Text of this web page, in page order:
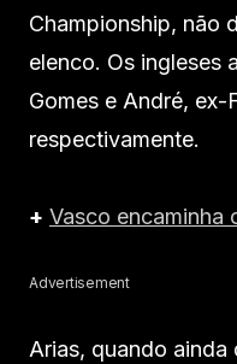
Championship, não
elenco. Os ingleses
Gomes e André, ex-
respectivamente.
+ Vasco encaminha
Advertisement
Arias, quando ainda